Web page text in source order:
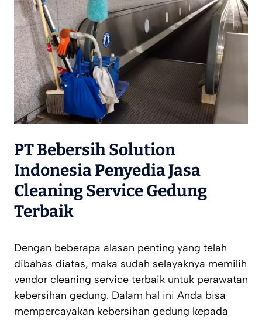
PT Bebersih Solution
Indonesia Penyedia Jasa
Cleaning Service Gedung
Terbaik
Dengan beberapa alasan penting yang telah
dibahas diatas, maka sudah selayaknya memilih
vendor cleaning service terbaik untuk perawatan
kebersihan gedung. Dalam hal ini Anda bisa
mempercayakan kebersihan gedung kepada